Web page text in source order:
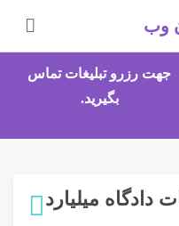
وب
جهت رزرو تبلیغات تماس
بگیرید.
دادگاه میلیارد